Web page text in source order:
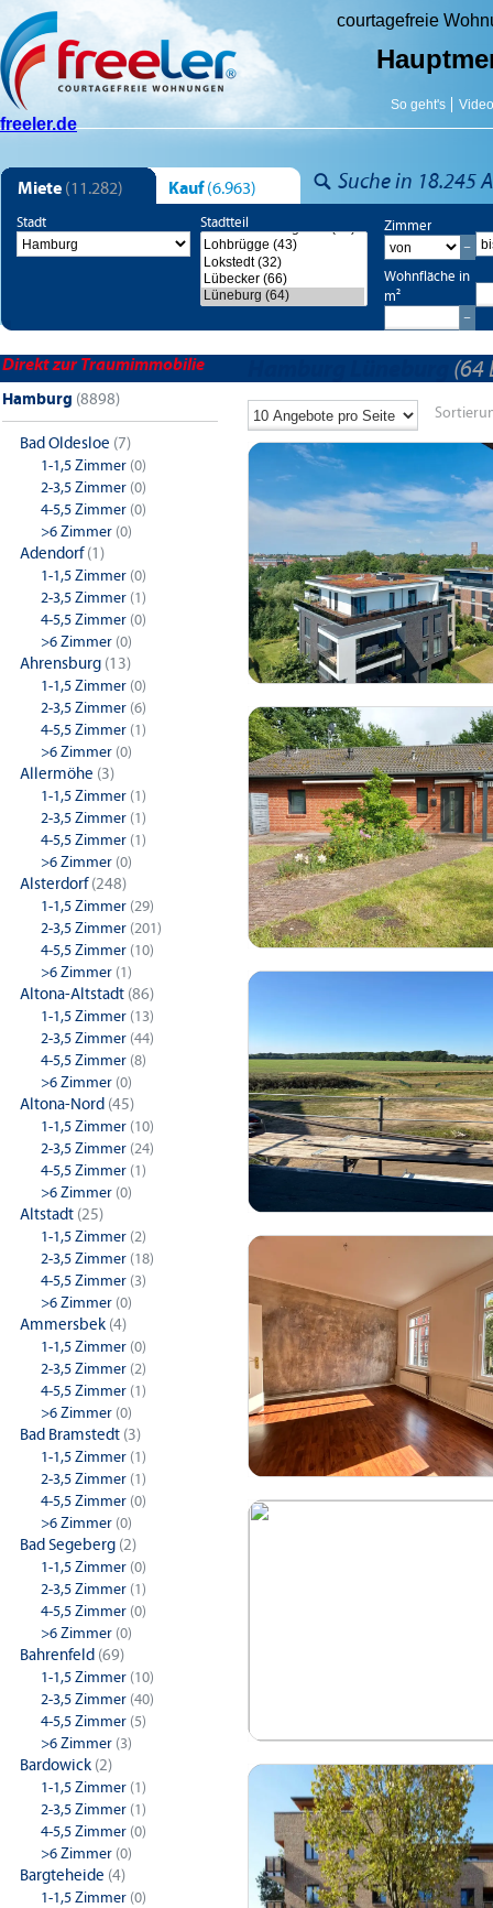
courtagefreie
Video
So geht's
freeler.de
Suche in 18.245
Miete (11.282) Kauf (6.963)
Stadt Stadtteil
Wohnfläche in
m²
Zimmer
Direkt zur Traumimmobilie
Hamburg (8898)
Bad Oldesloe (7)
1-1,5 Zimmer (0)
2-3,5 Zimmer (0)
4-5,5 Zimmer (0)
>6 Zimmer (0)
Adendorf(1)
1-1,5 Zimmer (0)
2-3,5 Zimmer (1)
4-5,5 Zimmer (0)
>6 Zimmer (0)
Ahrensburg (13)
1-1,5 Zimmer (0)
2-3,5 Zimmer (6)
4-5,5 Zimmer (1)
>6 Zimmer (0)
Allermöhe (3)
1-1,5 Zimmer (1)
2-3,5 Zimmer (1)
4-5,5 Zimmer (1)
>6 Zimmer (0)
Alsterdorf(248)
1-1,5 Zimmer (29)
2-3,5 Zimmer (201)
4-5,5 Zimmer (10)
>6 Zimmer (1)
Altona-Altstadt (86)
1-1,5 Zimmer (13)
2-3,5 Zimmer (44)
4-5,5 Zimmer (8)
>6 Zimmer (0)
Altona-Nord (45)
1-1,5 Zimmer (10)
2-3,5 Zimmer (24)
4-5,5 Zimmer (1)
>6 Zimmer (0)
Altstadt (25)
1-1,5 Zimmer (2)
2-3,5 Zimmer (18)
4-5,5 Zimmer (3)
>6 Zimmer (0)
Ammersbek (4)
1-1,5 Zimmer (0)
2-3,5 Zimmer (2)
4-5,5 Zimmer (1)
>6 Zimmer (0)
Bad Bramstedt (3)
1-1,5 Zimmer (1)
2-3,5 Zimmer (1)
4-5,5 Zimmer (0)
>6 Zimmer (0)
Bad Segeberg (2)
1-1,5 Zimmer (0)
2-3,5 Zimmer (1)
4-5,5 Zimmer (0)
>6 Zimmer (0)
Bahrenfeld (69)
1-1,5 Zimmer (10)
2-3,5 Zimmer (40)
4-5,5 Zimmer (5)
>6 Zimmer (3)
Bardowick (2)
1-1,5 Zimmer (1)
2-3,5 Zimmer (1)
4-5,5 Zimmer (0)
>6 Zimmer (0)
Bargteheide (4)
1-1,5 Zimmer (0)
(64